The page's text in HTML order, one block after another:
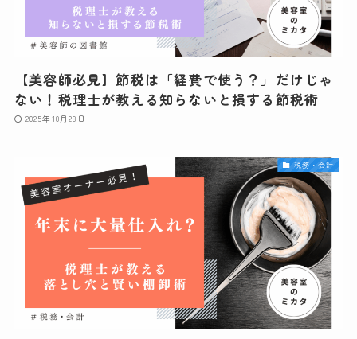
【美容師必見】節税は「経費で使う？」だけじゃ
ない！税理士が教える知らないと損する節税術
2025年10月28日
税務・会計